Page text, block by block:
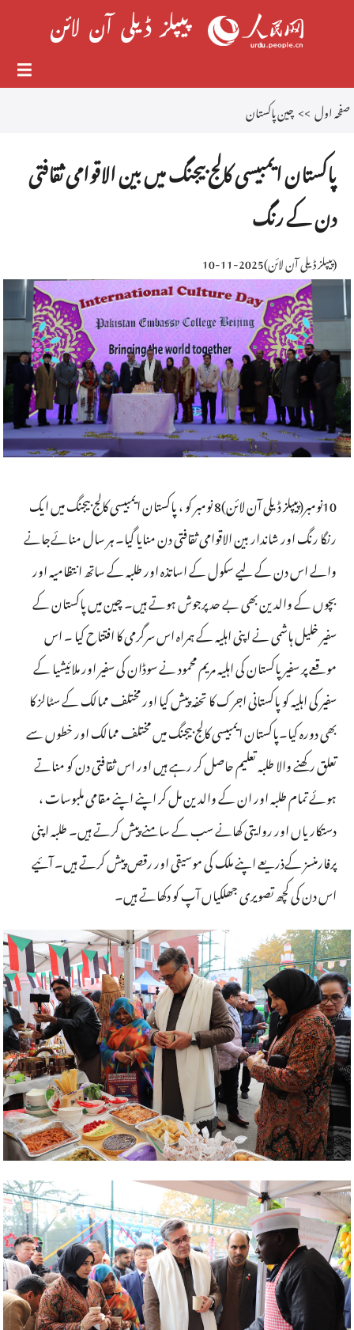
صفحہ اول>>چین پاکستان
پاکستان ایمبیسی کالج بیجنگ میں بین الاقوامی ثقافتی
دن کے رنگ
(پیپلز ڈیلی آن لائن)
2025-11-10
10نومبر(پیپلز ڈیلی آن لائن)8 نومبر کو ، پاکستان ایمبیسی کالج بیجنگ میں ایک
رنگا رنگ اور شاندار بین الاقوامی ثقافتی دن منایا گیا۔ ہر سال منائےجانے
والے اس دن کے لیے سکول کے اساتذہ اور طلبہ کے ساتھ انتظامیہ اور
بچوں کے والدین بھی بے حد پرجوش ہوتے ہیں۔ چین میں پاکستان کے
سفیر خلیل ہاشمی نے اپنی اہلیہ کے ہمراہ اس سرگرمی کا افتتاح کیا ۔ اس
موقعے پر سفیر پاکستان کی اہلیہ مریم محمود نے سوڈان کی سفیر اور ملائیشیا کے
سفیر کی اہلیہ کو پاکستانی اجرک کا تحفہ پیش کیا اور مختلف ممالک کے سٹالز کا
بھی دورہ کیا۔پاکستان ایمبیسی کالج بیجنگ میں مختلف ممالک اور خطوں سے
تعلق رکھنے والا طلبہ تعلیم حاصل کر رہے ہیں اور اس ثقافتی دن کو مناتے
ہوئے تمام طلبہ اور ان کے والدین مل کر اپنے اپنے مقامی ملبوسات ،
دستکاریاں اور روایتی کھانے سب کے سامنے پیش کرتے ہیں۔ طلبہ اپنی
پرفارمنسز کےذریعے اپنے ملک کی موسیقی اور رقص پیش کرتے ہیں۔ آئیے
اس دن کی کچھ تصویری جھلکیاں آپ کو دکھاتے ہیں۔